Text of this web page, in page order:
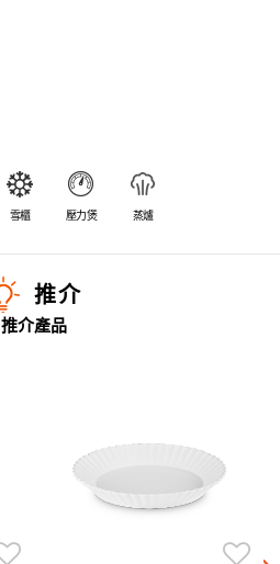
雪櫃 壓力煲 蒸爐
推介
推介產品